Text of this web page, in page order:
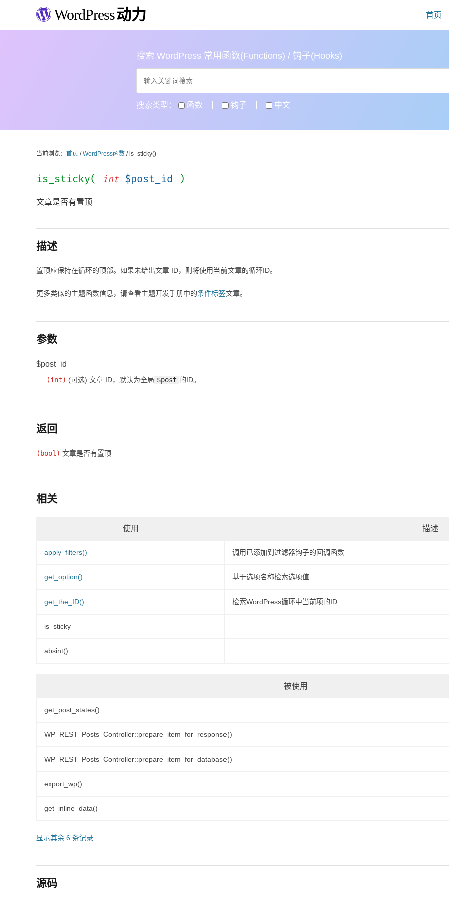
WordPress动力 首页
搜索 WordPress 常用函数(Functions) / 钩子(Hooks)
搜索类型： 函数 钩子 中文
当前浏览： 首页 /WordPress函数 / is_sticky()
is_sticky( int $post_id )
文章是否有置顶
描述
置顶应保持在循环的顶部。如果未给出文章 ID，则将使用当前文章的循环ID。
更多类似的主题函数信息，请查看主题开发手册中的条件标签文章。
参数
$post_id
(int) (可选) 文章 ID，默认为全局 $post 的ID。
返回
(bool) 文章是否有置顶
相关
使用 描述
apply_filters() 调用已添加到过滤器钩子的回调函数
get_option() 基于选项名称检索选项值
get_the_ID() 检索WordPress循环中当前项的ID
is_sticky
absint()
被使用
get_post_states()
WP_REST_Posts_Controller::prepare_item_for_response()
WP_REST_Posts_Controller::prepare_item_for_database()
export_wp()
get_inline_data()
显示其余 6 条记录
源码